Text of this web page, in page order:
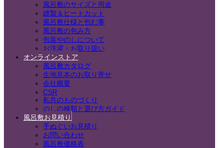
風呂敷のサイズと用途
縫製＆ヒートカット
風呂敷仕様と包む事
風呂敷の包み方
包装やのしについて
お洗濯・お取り扱い
オンラインストア
風呂敷カタログ
生地見本のお取り寄せ
会社概要
CSR
私共のものづくり
のしの種類と選び方ガイド
風呂敷お見積り
手ぬぐいお見積り
お問い合わせ
風呂敷価格表